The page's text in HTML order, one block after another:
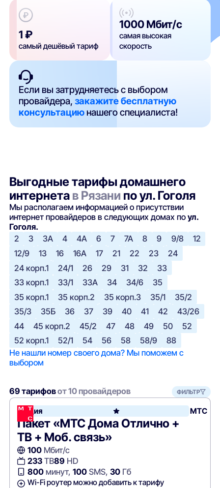
1 ₽
самый дешёвый тариф
1000 Мбит/с
самая высокая
скорость
Если вы затрудняетесь с выбором
провайдера,закажите бесплатную
консультацию нашего специалиста!
Выгодные тарифы домашнего
интернета в Рязани по ул. Гоголя
Мы располагаем информацией о присутствии
интернет провайдеров в следующих домах поул.
Гоголя.
2
3 3А 4 4А 6 7 7А 8 9 9/8
12
12/9
13 16 16А 17 21 22 23
24
24 корп.1
24/1 26 29 31 32
33
33 корп.1
33/1 33А 34 34/6
35
35 корп.1
35 корп.2 35 корп.3 35/1
35/2
35/3
35Б 36 37 39 40 41 42
43/26
44
45 корп.2 45/2 47 48 49 50
52
52 корп.1
52/1 54 56 58 58/9
88
Не нашли номер своего дома? Мы поможем с
выбором
69 тарифовот 10 провайдеров ФИЛЬТР
Акция МТС
Пакет «МТС Дома Отлично +
ТВ + Моб. связь»
100Мбит/с
233ТВ89 HD
800минут, 100SMS, 30Гб
Wi-Fi роутер можно добавить к тарифу